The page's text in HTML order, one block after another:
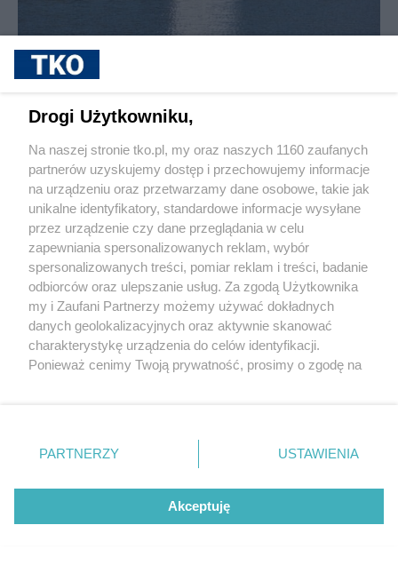
Inspektorzy ochrony środowiska będą karać za
cumowanie przy mazurskich wyspach
Drogi Użytkowniku,
Na naszej stronie tko.pl, my oraz naszych 1160 zaufanych
partnerów uzyskujemy dostęp i przechowujemy informacje
na urządzeniu oraz przetwarzamy dane osobowe, takie jak
unikalne identyfikatory, standardowe informacje wysyłane
przez urządzenie czy dane przeglądania w celu
zapewniania spersonalizowanych reklam, wybór
spersonalizowanych treści, pomiar reklam i treści, badanie
odbiorców oraz ulepszanie usług. Za zgodą Użytkownika
my i Zaufani Partnerzy możemy używać dokładnych
danych geolokalizacyjnych oraz aktywnie skanować
charakterystykę urządzenia do celów identyfikacji.
Ponieważ cenimy Twoją prywatność, prosimy o zgodę na
znajdujący się w lewym dolnym rogu strony
. Niektóre
rodzaje przetwarzania danych nie wymagają zgody
użytkownika, ale masz prawo sprzeciwić się takiemu
przetwarzaniu. Preferencje będą miały zastosowania tylko
na tej witrynie.
PARTNERZY USTAWIENIA
Akceptuję